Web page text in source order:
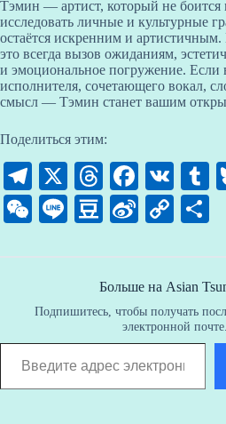
Тэмин — артист, который не боится
исследовать личные и культурные
остаётся искренним и
это всегда вызов ожиданиям,
и эмоциональное погружение. Если
исполнителя, сочетающего вокал,
смысл — Тэмин станет вашим
Поделиться этим:
Te
le
gr
a
X
T
hr
ea
ds
Fa
ce
bo
ok
V
K
T
r
W
C
t
Li
D
ba
n
Si
W
ei
bo
C
y
Li
nk
Больше на Asian
Подпишитесь, чтобы получать
электронной почте.
Введите адрес электронной почты…